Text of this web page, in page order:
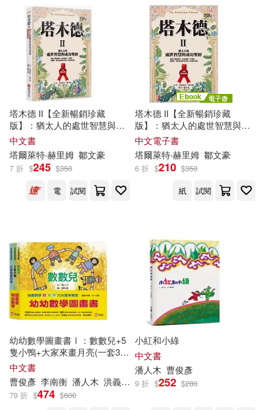
李南衡(1)
李紫蓉、李南衡、謝武彰、潘人木
李紫蓉等(1) 林武憲(1)
林煥彰(1)
林良、潘人木、李紫蓉、林武憲、
等(1)
潘人木著(1)
潘人木，趙國宗(1) 王淑芬(1)
艾爾斯敏納立克(1)
邁可．貝達(1)
馬丁．韋德爾(1)
國立臺灣文學館(1)
天下文化(1) 愛播聽書FM(1)
明天出版社(1) 格林文化(1)
爾雅(1) 積木文化(1)
青林(1)
可海外宅配(39)
可港澳店取(38)
可新加坡店取(38)
可菲律賓店取(38)
電子書 (可複選)
適合手機平板閱讀(2)
適合平板閱讀(1)
其他 (可複選)
塔木德 II【全新暢銷珍藏
版】：猶太人的處世智慧與成
功聖經(成就了愛因斯坦、洛克
菲勒、巴菲特、索羅斯、葛林
斯潘等世界巨人的經典名著)
中文書
塔爾萊特‧赫里姆 鄒文豪
7 折 $245 $350
電
試閱
塔木德 II【全新暢銷珍藏
版】：猶太人的處世智慧與成
功聖經(成就了愛因斯坦、洛克
菲勒、巴菲特、索羅斯、葛林
斯潘等世界巨人的經典名著)
(電子書)
中文電子書
塔爾萊特‧赫里姆 鄒文豪
6 折 $210 $350
紙
試閱
幼幼數學圖畫書Ⅰ：數數兒+5
隻小鴨+大家來畫月亮(一套3
本)
中文書
曹俊彥 李南衡 潘人木 洪義男 陳永勝
79 折 $474 $600
小紅和小綠
中文書
潘人木 曹俊彥
9 折 $252 $280